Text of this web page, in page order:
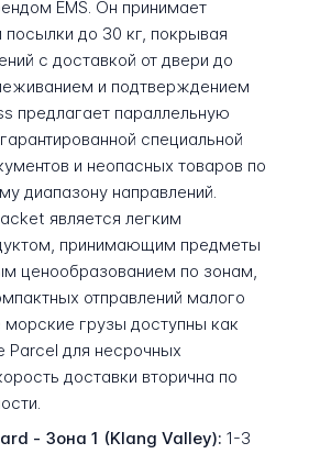
EMS. Он принимает
посылки до 30 кг, покрывая
с доставкой от двери до
и подтверждением
предлагает параллельную
специальной
и неопасных товаров по
диапазону направлений.
является легким
принимающим предметы
ценообразованием по зонам,
отправлений малого
грузы доступны как
Parcel для несрочных
доставки вторична по
- Зона 1 (Klang Valley): 1-3